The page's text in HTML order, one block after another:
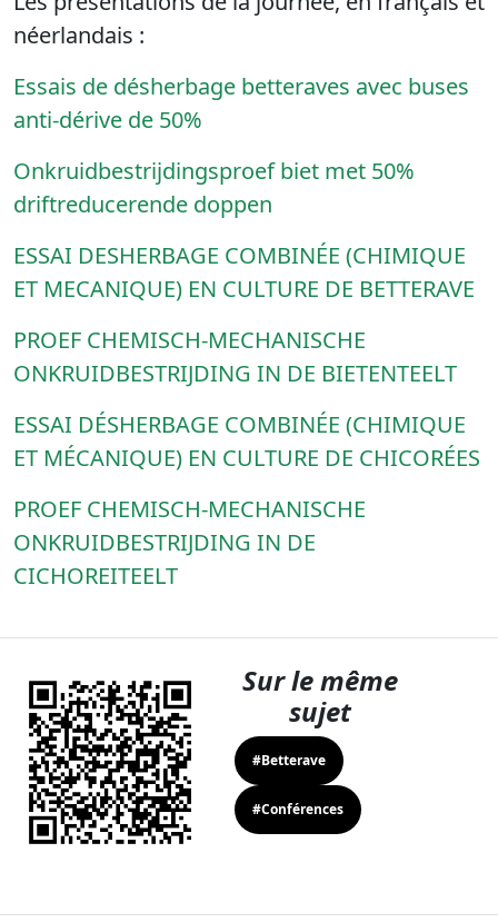
néerlandais :
Essais de désherbage betteraves avec buses
anti-dérive de 50%
Onkruidbestrijdingsproef biet met 50%
driftreducerende doppen
ESSAI DESHERBAGE COMBINÉE (CHIMIQUE
ET MECANIQUE) EN CULTURE DE BETTERAVE
PROEF CHEMISCH-MECHANISCHE
ONKRUIDBESTRIJDING IN DE BIETENTEELT
ESSAI DÉSHERBAGE COMBINÉE (CHIMIQUE
ET MÉCANIQUE) EN CULTURE DE CHICORÉES
PROEF CHEMISCH-MECHANISCHE
ONKRUIDBESTRIJDING IN DE
CICHOREITEELT
Sur le même
sujet
#Betterave
#Conférences